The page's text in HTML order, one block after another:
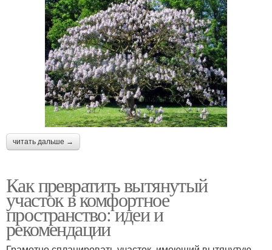
читать дальше →
Как превратить вытянутый
участок в комфортное
пространство: идеи и
рекомендации